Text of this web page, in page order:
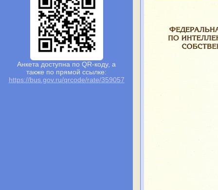
Анкета доступна по QR-коду, а
также по прямой ссылке:
https://bus.gov.ru/qrcode/rate/359057